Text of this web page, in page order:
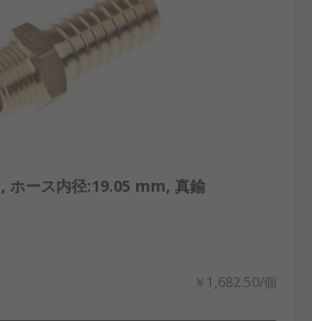
ホース内径:19.05 mm, 真鍮
￥1,682.50/個